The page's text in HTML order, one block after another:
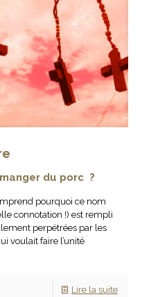
du porc ?
pourquoi ce nom
connotation !) est rempli
perpétrées par les
voulait faire l’unité
Lire la suite